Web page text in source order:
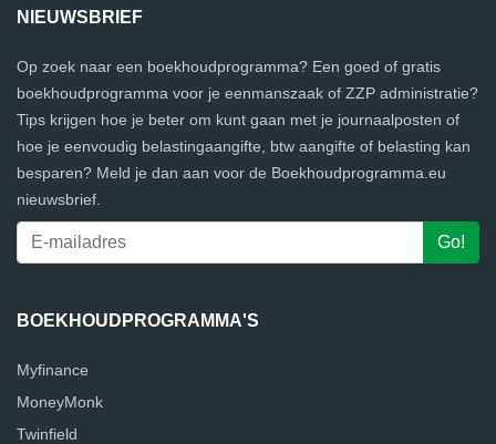
NIEUWSBRIEF
Op zoek naar een boekhoudprogramma? Een goed of gratis
boekhoudprogramma voor je eenmanszaak of ZZP administratie?
Tips krijgen hoe je beter om kunt gaan met je journaalposten of
hoe je eenvoudig belastingaangifte, btw aangifte of belasting kan
besparen? Meld je dan aan voor de Boekhoudprogramma.eu
nieuwsbrief.
BOEKHOUDPROGRAMMA'S
Myfinance
MoneyMonk
Twinfield